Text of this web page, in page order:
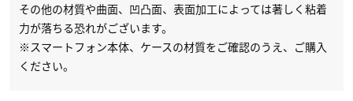
その他の材質や曲面、凹凸面、表面加工によっては著しく粘着
力が落ちる恐れがございます。
※スマートフォン本体、ケースの材質をご確認のうえ、ご購入
ください。